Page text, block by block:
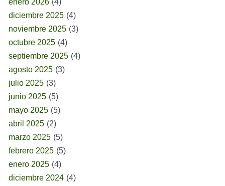
diciembre 2025 (4)
noviembre 2025 (3)
octubre 2025 (4)
septiembre 2025 (4)
agosto 2025 (3)
julio 2025 (3)
junio 2025 (5)
mayo 2025 (5)
abril 2025 (2)
marzo 2025 (5)
febrero 2025 (5)
enero 2025 (4)
diciembre 2024 (4)